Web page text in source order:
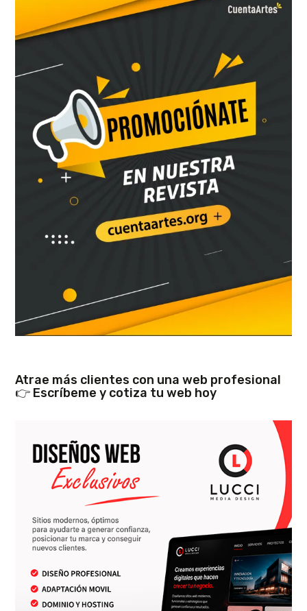
Atrae más clientes con una web profesional
👉 Escríbeme y cotiza tu web hoy